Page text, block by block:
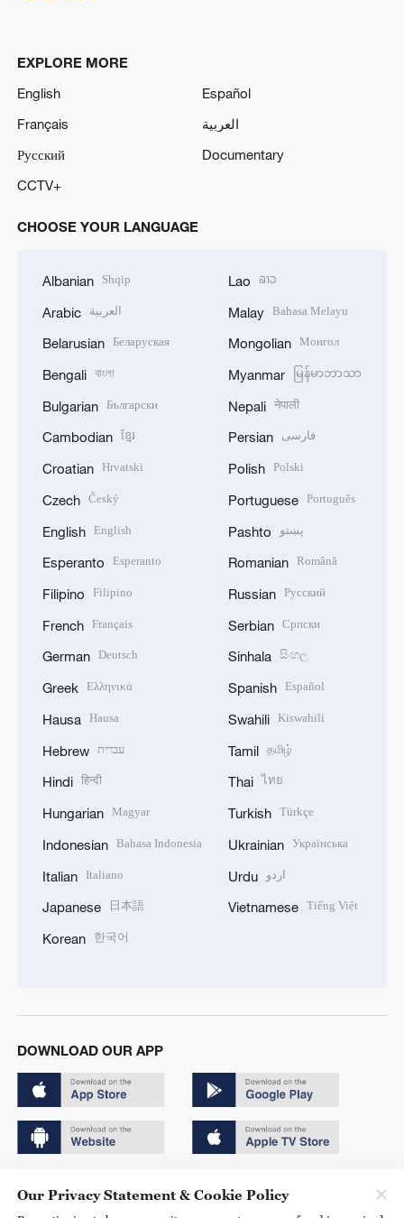
EXPLORE MORE
English
Español
Français
العربية
Русский
Documentary
CCTV+
CHOOSE YOUR LANGUAGE
Albanian Shqip
Arabic العربية
Belarusian Беларуская
Bengali বাংলা
Bulgarian Български
Cambodian ខ្មែរ
Croatian Hrvatski
Czech Český
English English
Esperanto Esperanto
Filipino Filipino
French Français
German Deutsch
Greek Ελληνικά
Hausa Hausa
Hebrew עברית
Hindi हिन्दी
Hungarian Magyar
Indonesian Bahasa Indonesia
Italian Italiano
Japanese 日本語
Korean 한국어
Lao ລາວ
Malay Bahasa Melayu
Mongolian Монгол
Myanmar မြန်မာဘာသာ
Nepali नेपाली
Persian فارسی
Polish Polski
Portuguese Português
Pashto پښتو
Romanian Română
Russian Русский
Serbian Српски
Sinhala සිංහල
Spanish Español
Swahili Kiswahili
Tamil தமிழ்
Thai ไทย
Turkish Türkçe
Ukrainian Українська
Urdu اردو
Vietnamese Tiếng Việt
DOWNLOAD OUR APP
京ICP备20000184号
Our Privacy Statement & Cookie Policy